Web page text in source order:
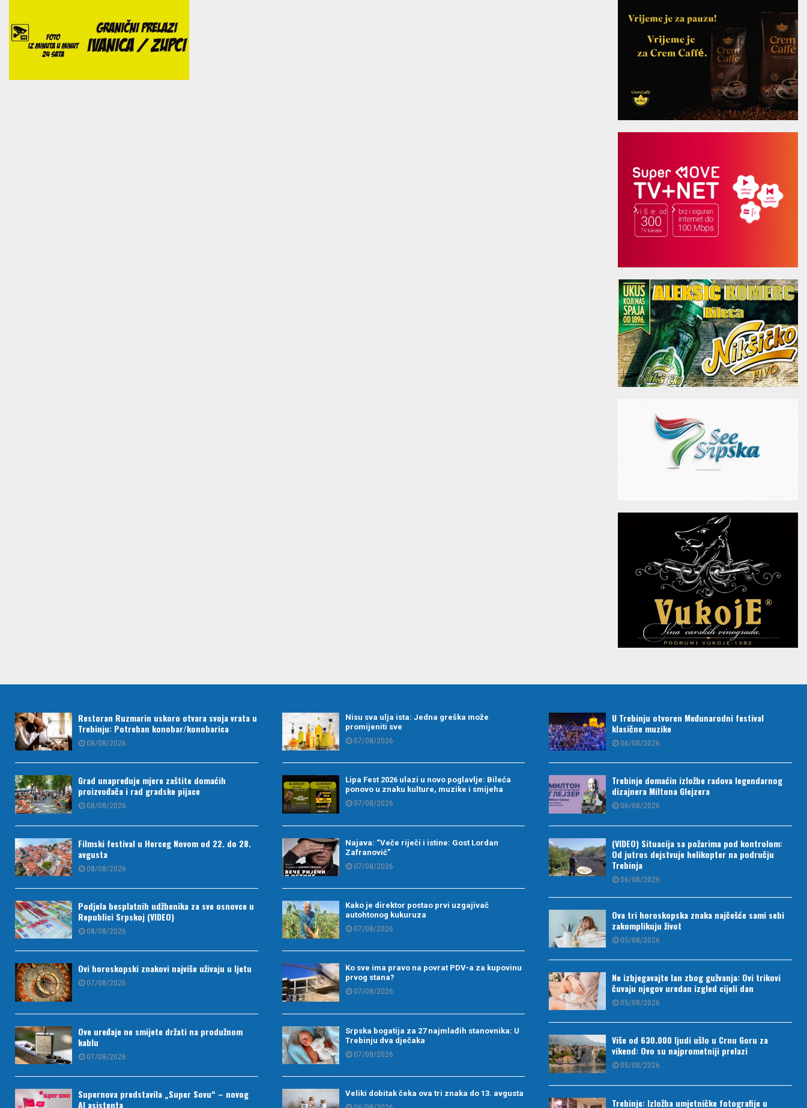
Restoran Ruzmarin uskoro otvara svoja vrata u
Trebinju: Potreban konobar/konobarica
08/08/2026
Grad unapređuje mjere zaštite domaćih
proizvođača i rad gradske pijace
08/08/2026
Filmski festival u Herceg Novom od 22. do 28.
avgusta
08/08/2026
Podjela besplatnih udžbenika za sve osnovce u
Republici Srpskoj (VIDEO)
08/08/2026
Ovi horoskopski znakovi najviše uživaju u ljetu
07/08/2026
Ove uređaje ne smijete držati na produžnom
kablu
07/08/2026
Supernova predstavila „Super Sovu“ – novog
AI asistenta
Nisu sva ulja ista: Jedna greška može
promijeniti sve
07/08/2026
Lipa Fest 2026 ulazi u novo poglavlje: Bileća
ponovo u znaku kulture, muzike i smijeha
07/08/2026
Najava: “Veče riječi i istine: Gost Lordan
Zafranović”
07/08/2026
Kako je direktor postao prvi uzgajivač
autohtonog kukuruza
07/08/2026
Ko sve ima pravo na povrat PDV-a za kupovinu
prvog stana?
07/08/2026
Srpska bogatija za 27 najmlađih stanovnika: U
Trebinju dva dječaka
07/08/2026
Veliki dobitak čeka ova tri znaka do 13. avgusta
U Trebinju otvoren Međunarodni festival
klasične muzike
06/08/2026
Trebinje domaćin izložbe radova legendarnog
dizajnera Miltona Glejzera
06/08/2026
(VIDEO) Situacija sa požarima pod kontrolom:
Od jutros dejstvuje helikopter na području
Trebinja
06/08/2026
Ova tri horoskopska znaka najčešće sami sebi
zakomplikuju život
05/08/2026
Ne izbjegavajte lan zbog gužvanja: Ovi trikovi
čuvaju njegov uredan izgled cijeli dan
05/08/2026
Više od 630.000 ljudi ušlo u Crnu Goru za
vikend: Ovo su najprometniji prelazi
05/08/2026
Trebinje: Izložba umjetničke fotografije u